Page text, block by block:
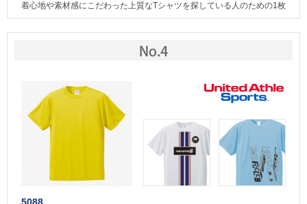
着心地や素材感にこだわった上質なTシャツを探している人のための1枚